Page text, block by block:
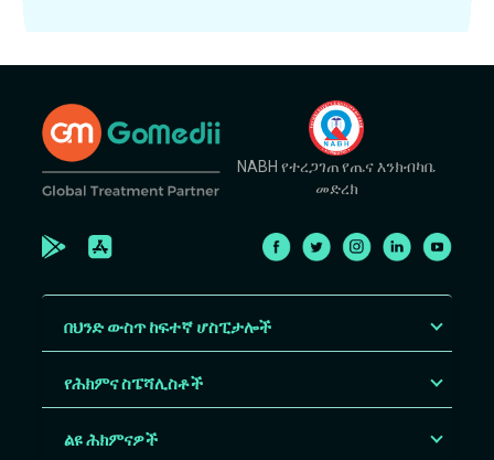
NABH የተረጋገጠ የጤና እንክብካቤ
መድረክ
በህንድ ውስጥ ከፍተኛ ሆስፒታሎች
የሕክምና ስፔሻሊስቶች
ልዩ ሕክምናዎች